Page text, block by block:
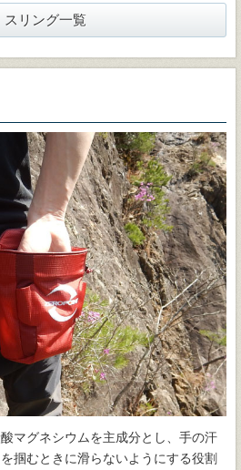
スリング一覧
マグネシウムを主成分とし、手の汗
掴むときに滑らないようにする役割